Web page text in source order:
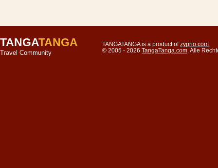
TANGATANGA
Travel Community
TANGATANGA is a product ofzyprio.com
© 2005 - 2026 TangaTanga.com . Alle